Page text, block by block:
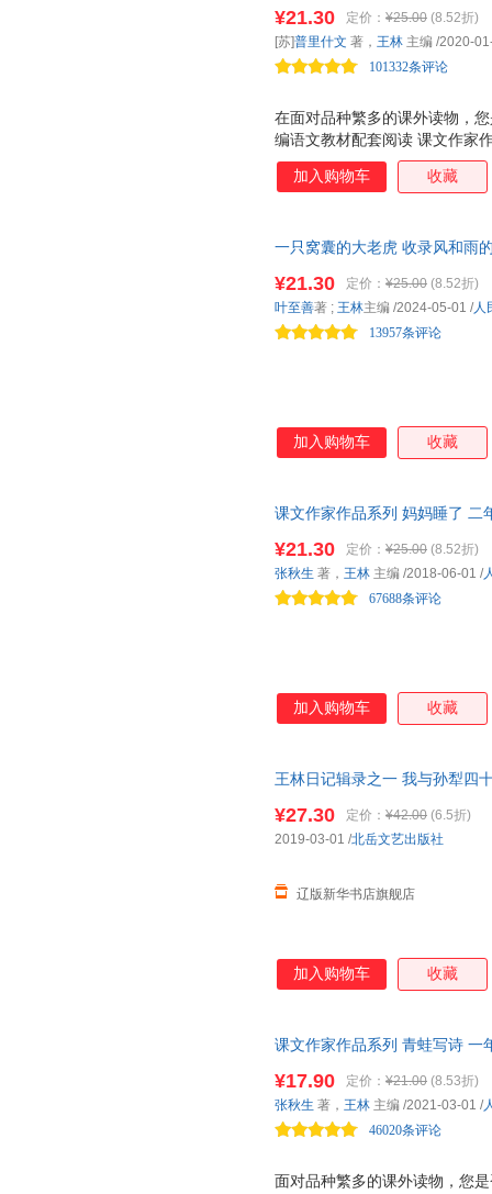
有 作家和你面对面 栏目，介绍
学生的阅读与写作。 人教社经
家带你爱上阅读
与课文相关的文章，统编教材
在面对品种繁多的课外读物，
编语文教材配套阅读 课文作家
家，实践分级阅读，品读经典
列 是一套配合统编语文教材
按学生的阅读能力分级阅读。
有 作家和你面对面 栏目，介绍
学生的阅读与写作。 人教社经
家带你爱上阅
¥21.30 定价： ¥25.00 (8.52折)
101332条评论
[苏]普里什文 著， 王林 主编 /2020-
加入购物车 收藏
一只窝囊的大老虎 收录风和雨
¥21.30 定价： ¥25.00 (8.52折)
13957条评论
叶至善著 ; 王林主编 /2024-05-01 /人
加入购物车 收藏
课文作家作品系列 妈妈睡了 二
与课文相关的文章。 ?自主阅
你面对面，讲述作品背后的故
¥21.30 定价： ¥25.00 (8.52折)
67688条评论
张秋生 著， 王林 主编 /2018-06-01 /
加入购物车 收藏
王林日记辑录之一 我与孙犁四
¥27.30 定价： ¥42.00 (6.5折)
辽版新华书店旗舰店
2019-03-01 /北岳文艺出版社
加入购物车 收藏
课文作家作品系列 青蛙写诗 一
与课文相关的文章 ☆全文注音
面对品种繁多的课外读物，您
¥17.90 定价： ¥21.00 (8.53折)
46020条评论
张秋生 著， 王林 主编 /2021-03-01 /